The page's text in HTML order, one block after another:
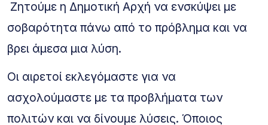
Ζητούμε η Δημοτική Αρχή να ενσκύψει με
σοβαρότητα πάνω από το πρόβλημα και να
βρει άμεσα μια λύση.
Οι αιρετοί εκλεγόμαστε για να
ασχολούμαστε με τα προβλήματα των
πολιτών και να δίνουμε λύσεις. Όποιος